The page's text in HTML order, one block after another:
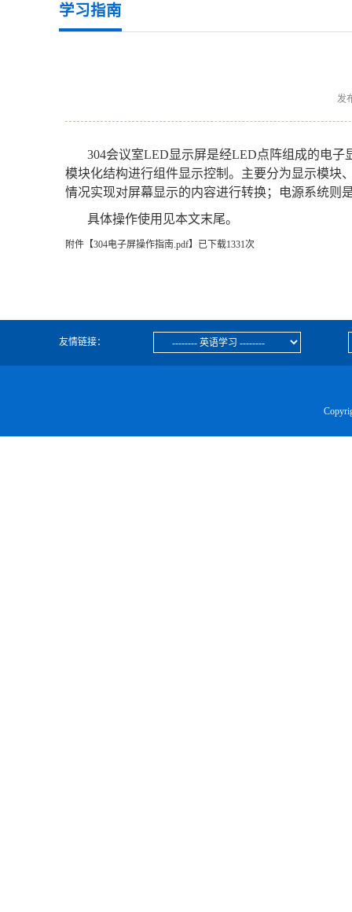
学习指南
发
304会议室LED显示屏是经LED点阵组成的电
模块化结构进行组件显示控制。主要分为显示模块
情况实现对屏幕显示的内容进行转换；电源系统则
具体操作使用见本文末尾。
附件【304电子屏操作指南.pdf】已下载1331次
友情链接：